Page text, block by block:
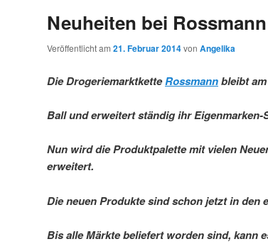
Neuheiten bei Rossmann
Veröffentlicht am 21. Februar 2014von Angelika
Die DrogeriemarktketteRossmannbleibt am
Ball und erweitert ständig ihr Eigenmarken-
Nun wird die Produktpalette mit vielen
erweitert.
Die neuen Produkte sind schon jetzt in den
Bis alle Märkte beliefert worden sind, kann